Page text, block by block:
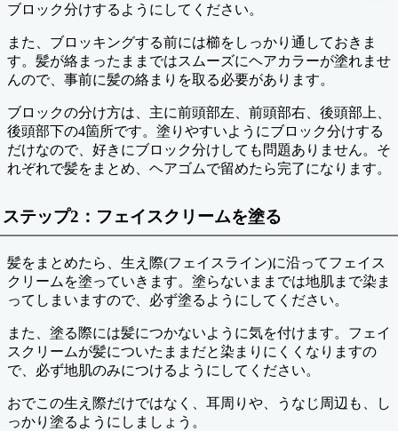
ブロック分けするようにしてください。
また、ブロッキングする前には櫛をしっかり通しておきま
す。髪が絡まったままではスムーズにヘアカラーが塗れませ
んので、事前に髪の絡まりを取る必要があります。
ブロックの分け方は、主に前頭部左、前頭部右、後頭部上、
後頭部下の4箇所です。塗りやすいようにブロック分けする
だけなので、好きにブロック分けしても問題ありません。そ
れぞれで髪をまとめ、ヘアゴムで留めたら完了になります。
ステップ2：フェイスクリームを塗る
髪をまとめたら、生え際(フェイスライン)に沿ってフェイス
クリームを塗っていきます。塗らないままでは地肌まで染ま
ってしまいますので、必ず塗るようにしてください。
また、塗る際には髪につかないように気を付けます。フェイ
スクリームが髪についたままだと染まりにくくなりますの
で、必ず地肌のみにつけるようにしてください。
おでこの生え際だけではなく、耳周りや、うなじ周辺も、し
っかり塗るようにしましょう。